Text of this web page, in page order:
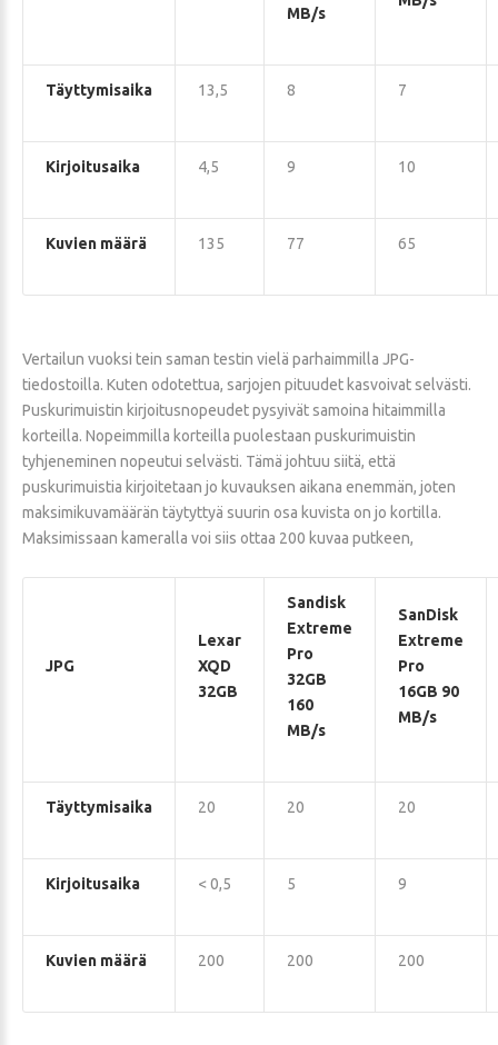
MB/s
Täyttymisaika 13,5 8 7
Kirjoitusaika 4,5 9 10
Kuvien määrä 135 77 65
Vertailun vuoksi tein saman testin vielä parhaimmilla JPG-
tiedostoilla. Kuten odotettua, sarjojen pituudet kasvoivat selvästi.
Puskurimuistin kirjoitusnopeudet pysyivät samoina hitaimmilla
korteilla. Nopeimmilla korteilla puolestaan puskurimuistin
tyhjeneminen nopeutui selvästi. Tämä johtuu siitä, että
puskurimuistia kirjoitetaan jo kuvauksen aikana enemmän, joten
maksimikuvamäärän täytyttyä suurin osa kuvista on jo kortilla.
Maksimissaan kameralla voi siis ottaa 200 kuvaa putkeen,
JPG
Lexar
XQD
32GB
Sandisk
Extreme
Pro
32GB
160
MB/s
SanDisk
Extreme
Pro
16GB 90
MB/s
Täyttymisaika 20 20 20
Kirjoitusaika < 0,5 5 9
Kuvien määrä 200 200 200